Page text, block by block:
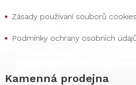
Zásady používání souborů cookies
Podmínky ochrany osobních údajů
Kamenná prodejna